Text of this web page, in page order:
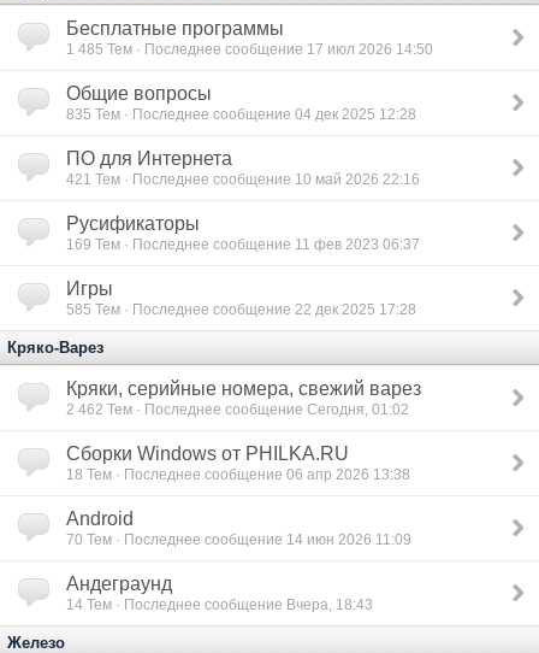
Бесплатные программы
1 485 Тем · Последнее сообщение 17 июл 2026 14:50
Общие вопросы
835 Тем · Последнее сообщение 04 дек 2025 12:28
ПО для Интернета
421 Тем · Последнее сообщение 10 май 2026 22:16
Русификаторы
169 Тем · Последнее сообщение 11 фев 2023 06:37
Игры
585 Тем · Последнее сообщение 22 дек 2025 17:28
Кряко-Варез
Кряки, серийные номера, свежий варез
2 462 Тем · Последнее сообщение Сегодня, 01:02
Сборки Windows от PHILKA.RU
18 Тем · Последнее сообщение 06 апр 2026 13:38
Android
70 Тем · Последнее сообщение 14 июн 2026 11:09
Андеграунд
14 Тем · Последнее сообщение Вчера, 18:43
Железо